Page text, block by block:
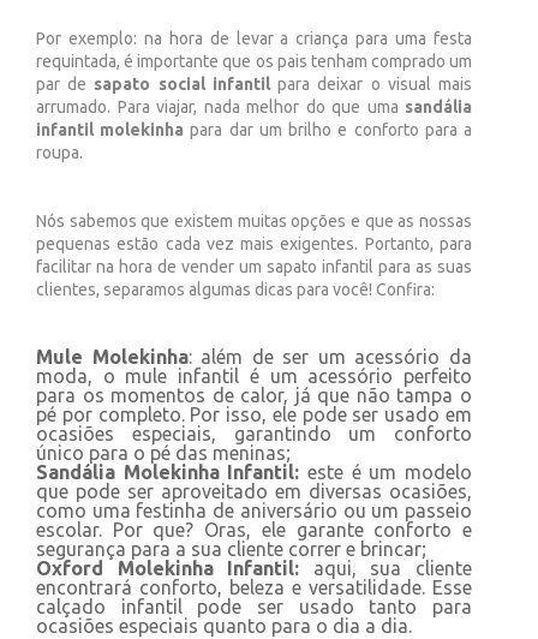
Por exemplo: na hora de levar a criança para uma festa
requintada, é importante que os pais tenham comprado um
par de sapato social infantilpara deixar o visual mais
arrumado. Para viajar, nada melhor do que uma sandália
infantil molekinha para dar um brilho e conforto para a
roupa.
Nós sabemos que existem muitas opções e que as nossas
pequenas estão cada vez mais exigentes. Portanto, para
facilitar na hora de vender um sapato infantil para as suas
clientes, separamos algumas dicas para você! Confira:
Mule Molekinha: além de ser um acessório da
moda, o mule infantil é um acessório perfeito
para os momentos de calor, já que não tampa o
pé por completo. Por isso, ele pode ser usado em
ocasiões especiais, garantindo um conforto
único para o pé das meninas;
Sandália Molekinha Infantil: este é um modelo
que pode ser aproveitado em diversas ocasiões,
como uma festinha de aniversário ou um passeio
escolar. Por que? Oras, ele garante conforto e
segurança para a sua cliente correr e brincar;
Oxford Molekinha Infantil: aqui, sua cliente
encontrará conforto, beleza e versatilidade. Esse
calçado infantil pode ser usado tanto para
ocasiões especiais quanto para o dia a dia.